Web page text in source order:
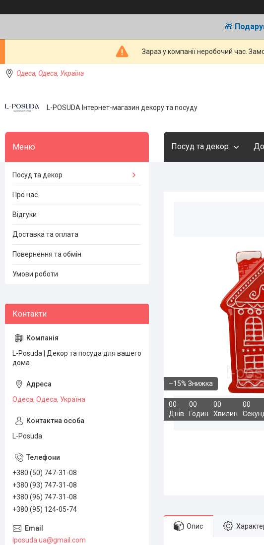
🎁
Зараз у компанії неробочий час.
Одеса, Одеса, Україна
L-POSUDA Інтернет-магазин декору та посуду
Посуд та декор
–15%
00
Днів
00
Годин
00
Хвилин
00
Опис
Посуд та декор
Про нас
Відгуки
Доставка та оплата
Повернення та обмін
Умови роботи
L-Posuda | Декор та посуда для вашего
дома
Одеса, Одеса, Україна
L-Posuda
+380 (50) 747-31-08
+380 (93) 747-31-08
+380 (96) 747-31-08
+380 (95) 124-05-74
lposuda.ua@gmail.com